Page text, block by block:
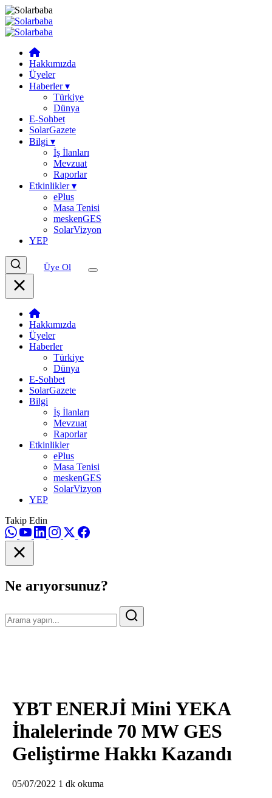
Hakkımızda
Üyeler
Haberler▾
Türkiye
Dünya
E-Sohbet
SolarGazete
Bilgi ▾
İş İlanları
Mevzuat
Raporlar
Etkinlikler▾
ePlus
Masa Tenisi
meskenGES
SolarVizyon
YEP
Üye Ol
Hakkımızda
Üyeler
Haberler
Türkiye
Dünya
E-Sohbet
SolarGazete
Bilgi
İş İlanları
Mevzuat
Raporlar
Etkinlikler
ePlus
Masa Tenisi
meskenGES
SolarVizyon
YEP
Takip Edin
Ne arıyorsunuz?
YBT ENERJİ Mini YEKA
İhalelerinde 70 MW GES
Geliştirme Hakkı Kazandı
05/07/2022 1 dk okuma